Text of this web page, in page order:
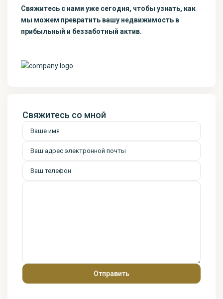
Свяжитесь с нами уже сегодня, чтобы узнать, как
мы можем превратить вашу недвижимость в
прибыльный и беззаботный актив.
Свяжитесь со мной